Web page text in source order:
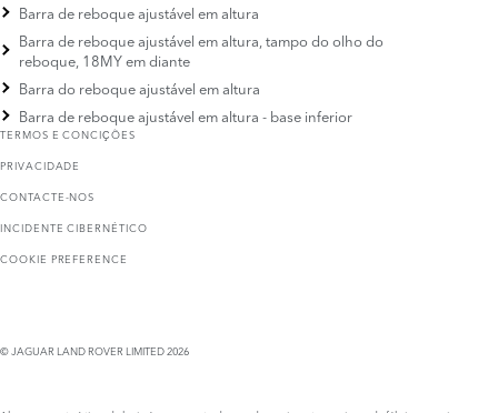
Barra de reboque ajustável em altura
Barra de reboque ajustável em altura, tampo do olho do
reboque, 18MY em diante
Barra do reboque ajustável em altura
Barra de reboque ajustável em altura - base inferior
TERMOS E CONCIҪÕES
PRIVACIDADE
CONTACTE-NOS
INCIDENTE CIBERNÉTICO
COOKIE PREFERENCE
© JAGUAR LAND ROVER LIMITED 2026